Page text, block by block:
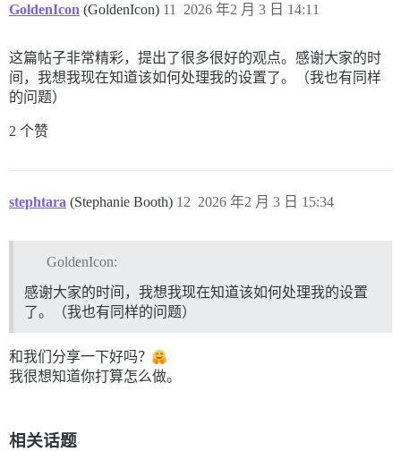
GoldenIcon (GoldenIcon) 2026 年2 月 3 日 14:11
11
这篇帖子非常精彩，提出了很多很好的观点。感谢大家的时
间，我想我现在知道该如何处理我的设置了。（我也有同样
的问题）
2 个赞
stephtara (Stephanie Booth) 2026 年2 月 3 日 15:34
12
GoldenIcon:
感谢大家的时间，我想我现在知道该如何处理我的设置
了。（我也有同样的问题）
和我们分享一下好吗？
我很想知道你打算怎么做。
相关话题